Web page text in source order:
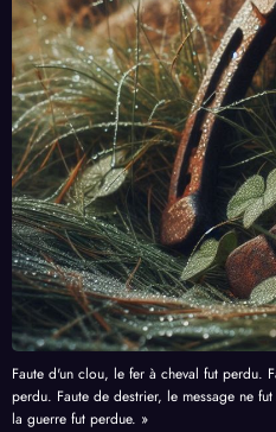
Faute d'un clou, le fer à cheval fut perdu.
perdu. Faute de destrier, le message ne
la guerre fut perdue. »